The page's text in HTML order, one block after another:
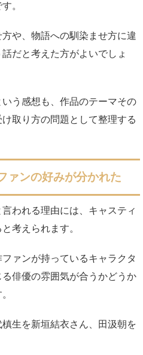
。
や、物語への馴染ませ方に違
だと考えた方がよいでしょ
う感想も、作品のテーマその
取り方の問題として整理する
ァンの好みが分かれた
われる理由には、キャスティ
考えられます。
ァンが持っているキャラクタ
俳優の雰囲気が合うかどうか
生を新垣結衣さん、田汲朝を